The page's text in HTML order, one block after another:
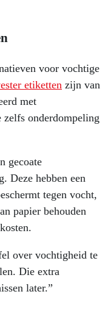
voor vochtige
etiketten zijn van
met
zelfs onderdompeling
gecoate
Deze hebben een
tegen vocht,
papier behouden
over vochtigheid te
Die extra
later.”